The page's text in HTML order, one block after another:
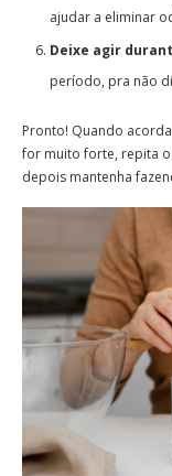
ajudar a eliminar
Deixe agir
período, pra não
Pronto! Quando
for muito forte, repita
depois mantenha